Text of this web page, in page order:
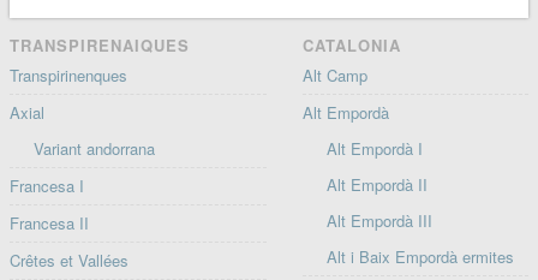
TRANSPIRENAIQUES
Transpirinenques
Axial
Variant andorrana
Francesa I
Francesa II
Crêtes et Vallées
CATALONIA
Alt Camp
Alt Empordà
Alt Empordà I
Alt Empordà II
Alt Empordà III
Alt i Baix Empordà ermites